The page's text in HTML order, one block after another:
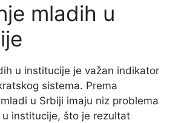
mladih u
u institucije je važan indikator
sistema. Prema
u Srbiji imaju niz problema
u institucije, što je rezultat